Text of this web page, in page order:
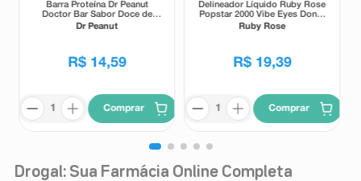
Barra Proteína Dr Peanut
Doctor Bar Sabor Doce de
Leite 62g
Dr Peanut
R$ 14,59
Comprar
Delineador Líquido Ruby Rose
Popstar 2000 Vibe Eyes Don' t
Lie Preto 5,5g
Ruby Rose
R$ 19,39
Comprar
Drogal: Sua Farmácia Online Completa